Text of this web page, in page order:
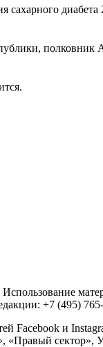
сахарного диабета
+7 (495)
Facebook и
«Правый